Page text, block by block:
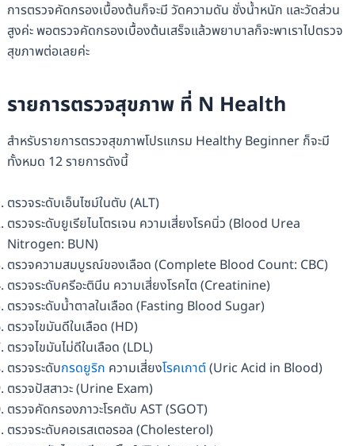
การตรวจคัดกรองเบื้องต้นก็จะมี วัดความดัน ชั่งน้ำหนัก และวัดส่วน
สูงค่ะ พอตรวจคัดกรองเบื้องต้นเสร็จแล้วพยาบาลก็จะพาเราไปตรวจ
สุขภาพต่อเลยค่ะ
รายการตรวจสุขภาพ ที่ N Health
สำหรับรายการตรวจสุขภาพโปรแกรม Healthy Beginner ก็จะมี
ทั้งหมด 12 รายการดังนี้
ตรวจระดับเอ็นไซม์ในตับ (ALT)
ตรวจระดับยูเรียไนโตรเจน ความเสี่ยงโรคนิ่ว (Blood Urea
Nitrogen: BUN)
ตรวจความสมบูรณ์ของเลือด (Complete Blood Count: CBC)
ตรวจระดับครีอะตินีน ความเสี่ยงโรคไต (Creatinine)
ตรวจระดับน้ำตาลในเลือด (Fasting Blood Sugar)
ตรวจไขมันดีในเลือด (HD)
ตรวจไขมันไม่ดีในเลือด (LDL)
ตรวจระดับกรดยูริก ความเสี่ยงโรคเกาต์(Uric Acid in Blood)
ตรวจปัสสาวะ (Urine Exam)
ตรวจคัดกรองภาวะโรคตับ AST (SGOT)
ตรวจระดับคอเรสเตอรอล (Cholesterol)